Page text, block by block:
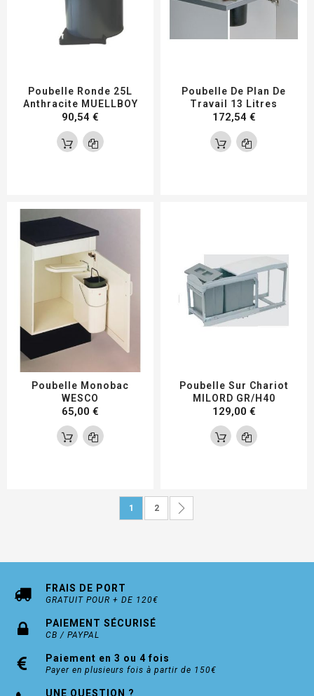
Poubelle Ronde 25L
Anthracite MUELLBOY
90,54 €
Poubelle De Plan De
Travail 13 Litres
172,54 €
Poubelle Monobac
WESCO
65,00 €
Poubelle Sur Chariot
MILORD GR/H40
129,00 €
Vous lisez actuellement la page
1 Page
2
FRAIS DE PORT
GRATUIT POUR + DE 120€
PAIEMENT SÉCURISÉ
CB / PAYPAL
Paiement en 3 ou 4 fois
Payer en plusieurs fois à partir de 150€
UNE QUESTION ?